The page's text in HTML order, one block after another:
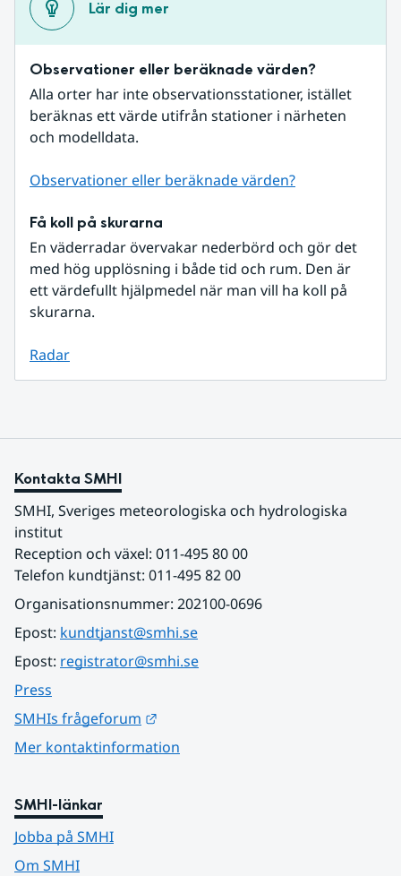
Lär dig mer
Observationer eller beräknade värden?
Alla orter har inte observationsstationer, istället
beräknas ett värde utifrån stationer i närheten
och modelldata.
Observationer eller beräknade värden?
Få koll på skurarna
En väderradar övervakar nederbörd och gör det
med hög upplösning i både tid och rum. Den är
ett värdefullt hjälpmedel när man vill ha koll på
skurarna.
Radar
Kontakta SMHI
SMHI, Sveriges meteorologiska och hydrologiska
institut
Reception och växel: 011-495 80 00
Telefon kundtjänst: 011-495 82 00
Organisationsnummer: 202100-0696
Epost: kundtjanst@smhi.se
Epost: registrator@smhi.se
Press
SMHIs frågeforum
Mer kontaktinformation
SMHI-länkar
Jobba på SMHI
Om SMHI